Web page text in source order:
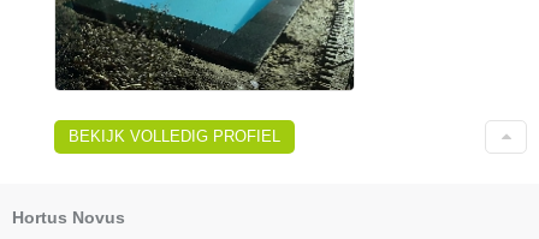
BEKIJK VOLLEDIG PROFIEL
Hortus Novus